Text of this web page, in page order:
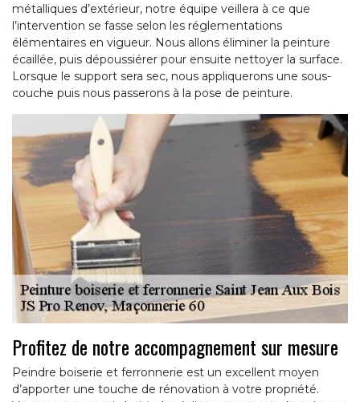
métalliques d’extérieur, notre équipe veillera à ce que
l’intervention se fasse selon les réglementations
élémentaires en vigueur. Nous allons éliminer la peinture
écaillée, puis dépoussiérer pour ensuite nettoyer la surface.
Lorsque le support sera sec, nous appliquerons une sous-
couche puis nous passerons à la pose de peinture.
Profitez de notre accompagnement sur mesure
Peindre boiserie et ferronnerie est un excellent moyen
d’apporter une touche de rénovation à votre propriété.